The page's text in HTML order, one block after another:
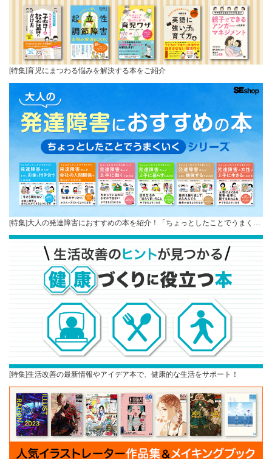
[特集]育児にまつわる悩みを解決する本をご紹介
[特集]大人の発達障害におすすめの本を紹介！「ちょっとしたことでうまく…
[特集]生活改善の最新情報やアイデア本で、健康的な生活をサポート！